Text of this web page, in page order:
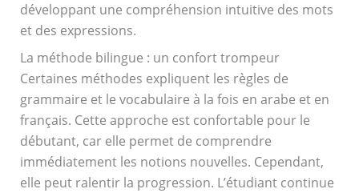
développant une compréhension intuitive des mots
et des expressions.
La méthode bilingue : un confort trompeur
Certaines méthodes expliquent les règles de
grammaire et le vocabulaire à la fois en arabe et en
français. Cette approche est confortable pour le
débutant, car elle permet de comprendre
immédiatement les notions nouvelles. Cependant,
elle peut ralentir la progression. L’étudiant continue